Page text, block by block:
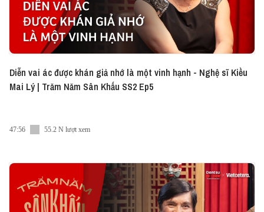
Diễn vai ác được khán giả nhớ là một vinh hạnh - Nghệ sĩ Kiều
Mai Lý | Trăm Năm Sân Khấu SS2 Ep5
47:56 55.2 N lượt xem